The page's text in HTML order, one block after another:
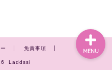
免責事項
Laddssi
MENU